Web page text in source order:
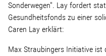
Linke
Sonderwegen". Lay fordert
Gesundheitsfonds zu einer
Caren Lay erklärt:
Max Straubingers Initiative ist